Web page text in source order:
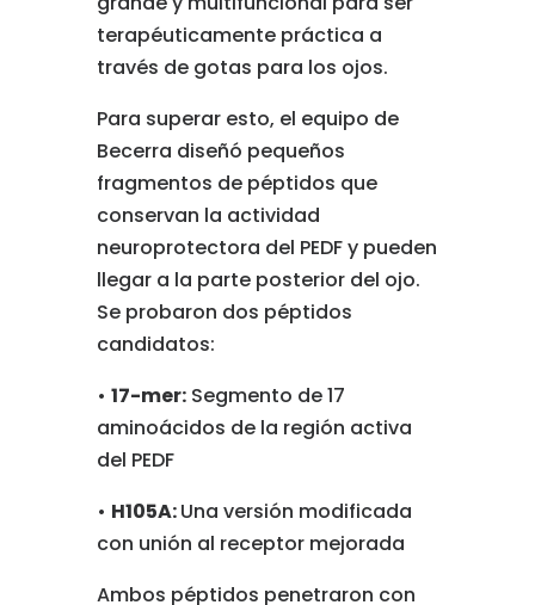
terapéuticamente práctica a
través de gotas para los ojos.
Para superar esto, el equipo de
Becerra diseñó pequeños
fragmentos de péptidos que
conservan la actividad
neuroprotectora del PEDF y pueden
llegar a la parte posterior del ojo.
Se probaron dos péptidos
candidatos:
• 17-mer:Segmento de 17
aminoácidos de la región activa
del PEDF
• H105A:Una versión modificada
con unión al receptor mejorada
Ambos péptidos penetraron con